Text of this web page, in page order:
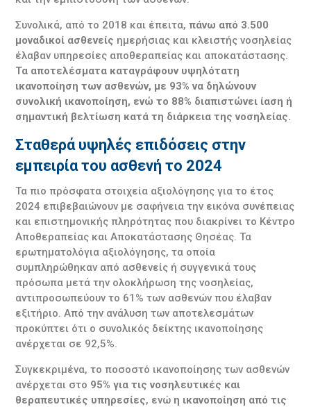
Συνολικά, από το 2018 και έπειτα,πάνω από 3.500
μοναδικοί ασθενείς ημερήσιας και κλειστής νοσηλείας
έλαβαν υπηρεσίες αποθεραπείας και αποκατάστασης.
Τα αποτελέσματα καταγράφουν υψηλότατη
ικανοποίηση των ασθενών, με 93% να δηλώνουν
συνολική ικανοποίηση, ενώ το 88% διαπιστώνει ίαση ή
σημαντική βελτίωση κατά τη διάρκεια της νοσηλείας.
Σταθερά υψηλές επιδόσεις στην
εμπειρία του ασθενή το 2024
Τα πιο πρόσφατα στοιχεία αξιολόγησης για το έτος
2024 επιβεβαιώνουν με σαφήνεια την εικόνα συνέπειας
και επιστημονικής πληρότητας που διακρίνει το Κέντρο
Αποθεραπείας και Αποκατάστασης Θησέας. Τα
ερωτηματολόγια αξιολόγησης, τα οποία
συμπληρώθηκαν από ασθενείς ή συγγενικά τους
πρόσωπα μετά την ολοκλήρωση της νοσηλείας,
αντιπροσωπεύουν το 61% των ασθενών που έλαβαν
εξιτήριο. Από την ανάλυση των αποτελεσμάτων
προκύπτει ότι ο συνολικός δείκτης ικανοποίησης
ανέρχεται σε 92,5%.
Συγκεκριμένα, το ποσοστό ικανοποίησης των ασθενών
ανέρχεται στο 95% για τις νοσηλευτικές και
θεραπευτικές υπηρεσίες, ενώ η ικανοποίηση από τις